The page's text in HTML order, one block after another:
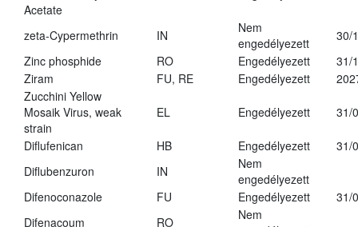
Acetate
zeta-Cypermethrin IN
Nem
engedélyezett
30/
Zinc phosphide
RO Engedélyezett
31/
Ziram
FU, RE Engedélyezett
Zucchini Yellow
Mosaik Virus, weak
strain
EL Engedélyezett 31/
Diflufenican HB Engedélyezett
31/
Diflubenzuron
IN
Nem
engedélyezett
Difenoconazole
FU Engedélyezett
31/
Difenacoum
RO
Nem